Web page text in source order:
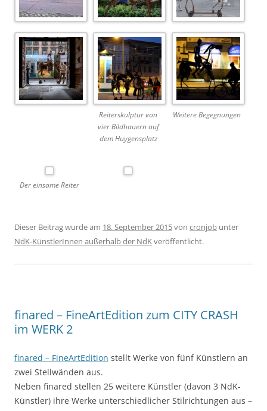
Reiterskulptur von
vier Bildhauern auf
dem Huygensplatz
Weitere Begegnungen
Der einsame Reiter
Dieser Beitrag wurde am 18. September 2015von cronjob unter
NdK-KünstlerInnen außerhalb der NdKveröffentlicht.
finared – FineArtEdition zum CITY CRASH
im WERK 2
finared – FineArtEdition stellt Werke von fünf Künstlern an
zwei Stellwänden aus.
Neben finared stellen 25 weitere Künstler (davon 3 NdK-
Künstler) ihre Werke unterschiedlicher Stilrichtungen aus –